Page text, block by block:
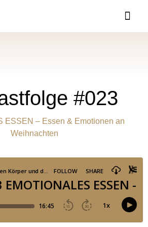
#023
ESSEN – Essen & Emotionen an
Weihnachten